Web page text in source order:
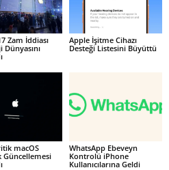
Zam İddiası
Apple İşitme Cihazı
Desteği Listesini Büyüttü
macOS
Güncellemesi
WhatsApp Ebeveyn
Kontrolü iPhone
Kullanıcılarına Geldi